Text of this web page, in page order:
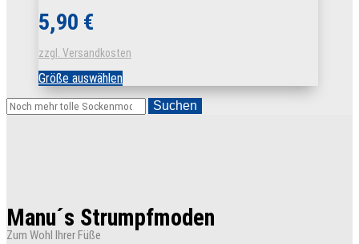
5,90 €
zzgl. Versandkosten
Größe auswählenDieses
Produkt
weist
mehrere
Produktseite
gewählt
Suchen
Manu´s Strumpfmoden
Zum Wohl Ihrer Füße